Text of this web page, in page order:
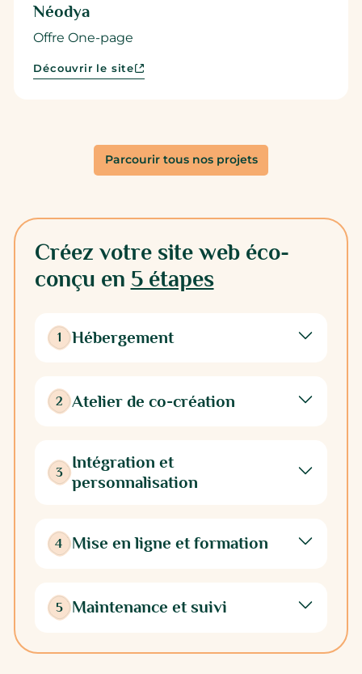
Néodya
Offre One-page
Découvrir le site
Parcourir tous nos projets
Créez votre site web éco-
conçu en 5 étapes
1 Hébergement
2 Atelier de co-création
3
Intégration et
personnalisation
4 Mise en ligne et formation
5 Maintenance et suivi